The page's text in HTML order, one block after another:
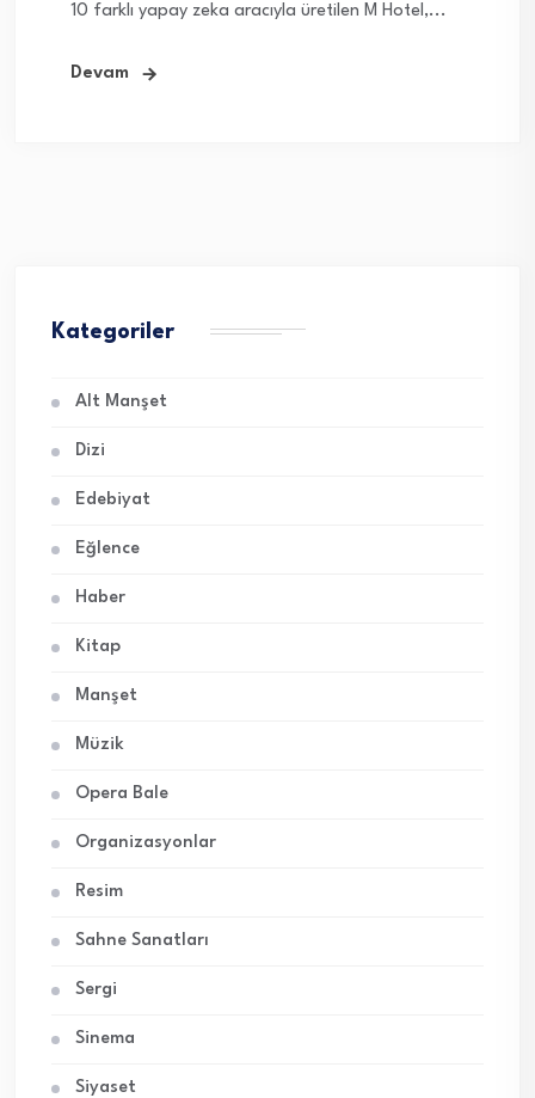
10 farklı yapay zeka aracıyla üretilen M Hotel,...
Devam
Kategoriler
Alt Manşet
Dizi
Edebiyat
Eğlence
Haber
Kitap
Manşet
Müzik
Opera Bale
Organizasyonlar
Resim
Sahne Sanatları
Sergi
Sinema
Siyaset